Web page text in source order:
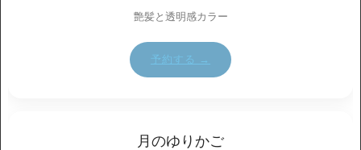
艶髪と透明感カラー
予約する →
月のゆりかご